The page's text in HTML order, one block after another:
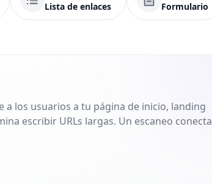
Lista de enlaces Formulario
los usuarios a tu página de inicio, landing
escribir URLs largas. Un escaneo conecta